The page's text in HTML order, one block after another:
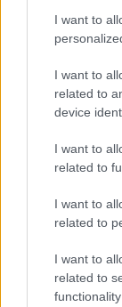
I want to
I want to
related to
device
I want to
related to
I want to
related to
I want to
related to